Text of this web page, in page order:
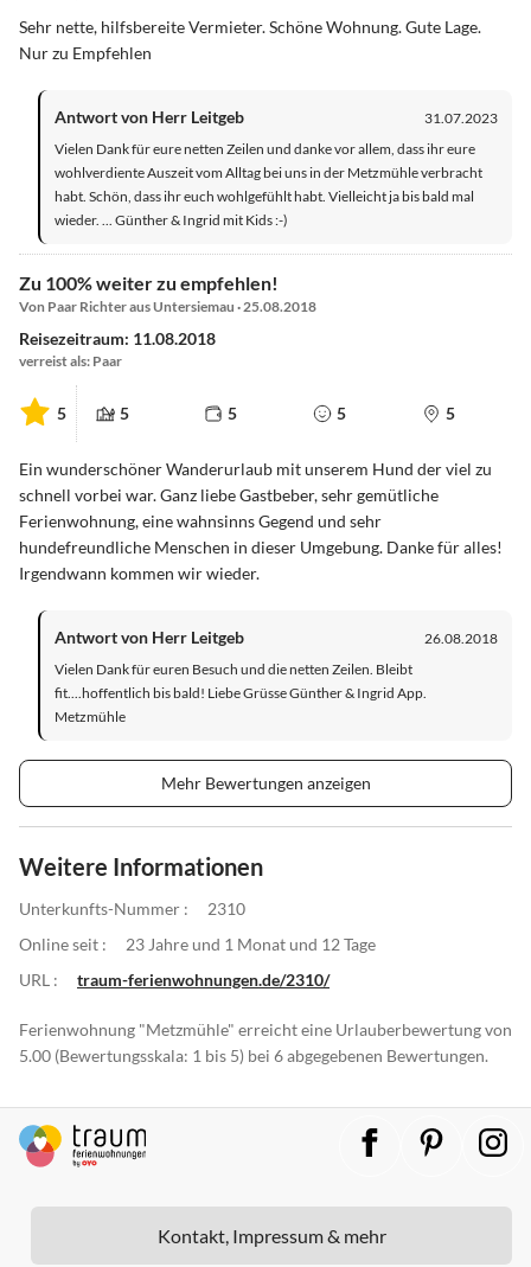
Sehr nette, hilfsbereite Vermieter. Schöne Wohnung. Gute Lage.
Nur zu Empfehlen
Antwort von Herr Leitgeb
31.07.2023
Vielen Dank für eure netten Zeilen und danke vor allem, dass ihr eure
wohlverdiente Auszeit vom Alltag bei uns in der Metzmühle verbracht
habt. Schön, dass ihr euch wohlgefühlt habt. Vielleicht ja bis bald mal
wieder. ... Günther & Ingrid mit Kids :-)
Zu 100% weiter zu empfehlen!
Von Paar Richter aus Untersiemau · 25.08.2018
Reisezeitraum: 11.08.2018
verreist als: Paar
5 5 5 5 5
Ein wunderschöner Wanderurlaub mit unserem Hund der viel zu
schnell vorbei war. Ganz liebe Gastbeber, sehr gemütliche
Ferienwohnung, eine wahnsinns Gegend und sehr
hundefreundliche Menschen in dieser Umgebung. Danke für alles!
Irgendwann kommen wir wieder.
Antwort von Herr Leitgeb
26.08.2018
Vielen Dank für euren Besuch und die netten Zeilen. Bleibt
fit....hoffentlich bis bald! Liebe Grüsse Günther & Ingrid App.
Metzmühle
Mehr Bewertungen anzeigen
Weitere Informationen
Unterkunfts-Nummer :
2310
Online seit :
23 Jahre und 1 Monat und 12 Tage
URL :
traum-ferienwohnungen.de/2310/
Ferienwohnung "Metzmühle" erreicht eine Urlauberbewertung von
5.00 (Bewertungsskala: 1 bis 5) bei 6 abgegebenen Bewertungen.
Kontakt, Impressum & mehr